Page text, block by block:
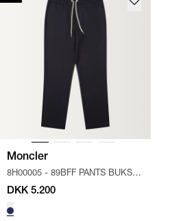
Moncler
8H00005 - 89BFF PANTS BUKSER
/ NAVY
DKK 5.200